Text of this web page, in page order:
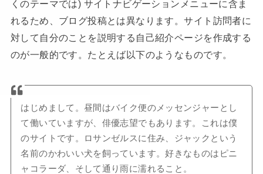
くのテーマでは) サイトナビゲーションメニューに含ま
れるため、ブログ投稿とは異なります。サイト訪問者に
対して自分のことを説明する自己紹介ページを作成する
のが一般的です。たとえば以下のようなものです。
はじめまして。昼間はバイク便のメッセンジャーとし
て働いていますが、俳優志望でもあります。これは僕
のサイトです。ロサンゼルスに住み、ジャックという
名前のかわいい犬を飼っています。好きなものはピニ
ャコラーダ、そして通り雨に濡れること。